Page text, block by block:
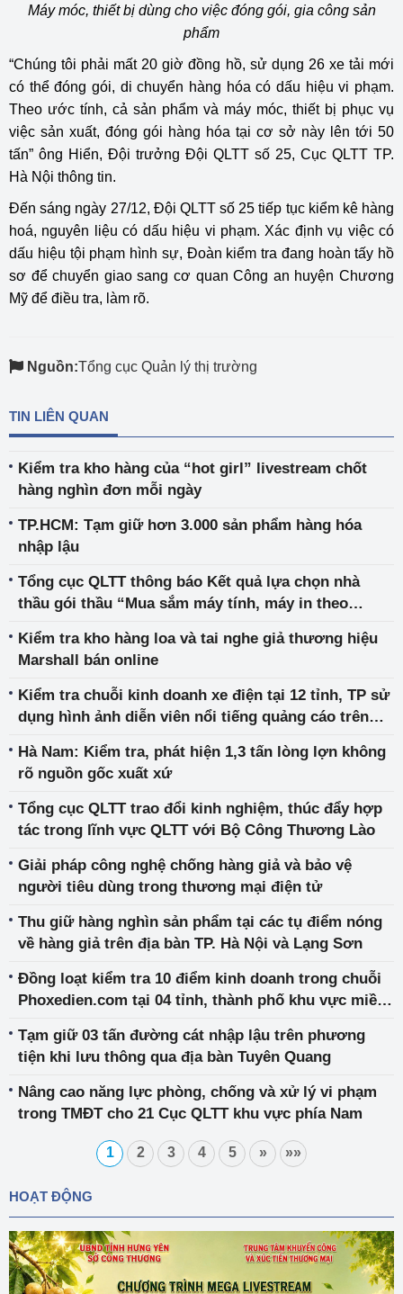
Máy móc, thiết bị dùng cho việc đóng gói, gia công sản
phẩm
“Chúng tôi phải mất 20 giờ đồng hồ, sử dụng 26 xe tải mới
có thể đóng gói, di chuyển hàng hóa có dấu hiệu vi phạm.
Theo ước tính, cả sản phẩm và máy móc, thiết bị phục vụ
việc sản xuất, đóng gói hàng hóa tại cơ sở này lên tới 50
tấn” ông Hiển, Đội trưởng Đội QLTT số 25, Cục QLTT TP.
Hà Nội thông tin.
Đến sáng ngày 27/12, Đội QLTT số 25 tiếp tục kiểm kê hàng
hoá, nguyên liệu có dấu hiệu vi phạm. Xác định vụ việc có
dấu hiệu tội phạm hình sự, Đoàn kiểm tra đang hoàn tấy hồ
sơ để chuyển giao sang cơ quan Công an huyện Chương
Mỹ để điều tra, làm rõ.
Nguồn:Tổng cục Quản lý thị trường
TIN LIÊN QUAN
Kiểm tra kho hàng của “hot girl” livestream chốt
hàng nghìn đơn mỗi ngày
TP.HCM: Tạm giữ hơn 3.000 sản phẩm hàng hóa
nhập lậu
Tổng cục QLTT thông báo Kết quả lựa chọn nhà
thầu gói thầu “Mua sắm máy tính, máy in theo
Kiểm tra kho hàng loa và tai nghe giả thương hiệu
Marshall bán online
Kiểm tra chuỗi kinh doanh xe điện tại 12 tỉnh, TP sử
dụng hình ảnh diễn viên nổi tiếng quảng cáo trên
Hà Nam: Kiểm tra, phát hiện 1,3 tấn lòng lợn không
rõ nguồn gốc xuất xứ
Tổng cục QLTT trao đổi kinh nghiệm, thúc đẩy hợp
tác trong lĩnh vực QLTT với Bộ Công Thương Lào
Giải pháp công nghệ chống hàng giả và bảo vệ
người tiêu dùng trong thương mại điện tử
Thu giữ hàng nghìn sản phẩm tại các tụ điểm nóng
về hàng giả trên địa bàn TP. Hà Nội và Lạng Sơn
Đồng loạt kiểm tra 10 điểm kinh doanh trong chuỗi
Phoxedien.com tại 04 tỉnh, thành phố khu vực miền
Tạm giữ 03 tấn đường cát nhập lậu trên phương
tiện khi lưu thông qua địa bàn Tuyên Quang
Nâng cao năng lực phòng, chống và xử lý vi phạm
trong TMĐT cho 21 Cục QLTT khu vực phía Nam
1 2 3 4 5 » »»
HOẠT ĐỘNG